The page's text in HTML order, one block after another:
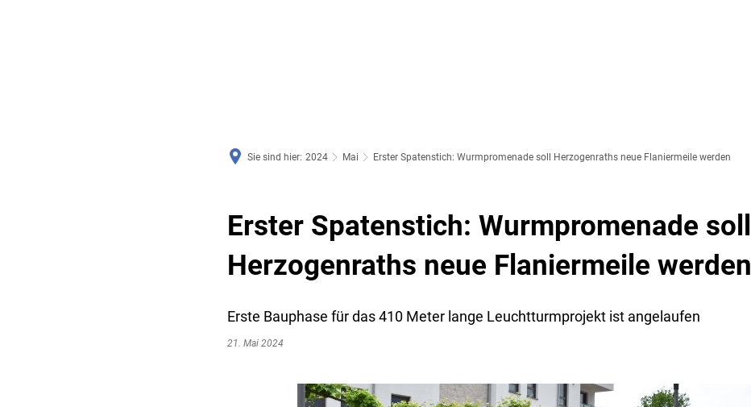
Sie sind hier: 2024 Mai Erster Spatenstich: Wurmpromenade soll Herzogenraths neue Flaniermeile werden
Erster Spatenstich: Wurmpromenade soll
Herzogenraths neue Flaniermeile werden
Erste Bauphase für das 410 Meter lange Leuchtturmprojekt ist angelaufen
21. Mai 2024